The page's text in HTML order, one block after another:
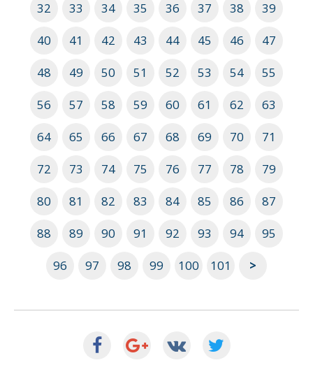
32
33 34 35 36 37 38
39
40
41 42 43 44 45 46
47
48
49 50 51 52 53 54
55
56
57 58 59 60 61 62
63
64
65 66 67 68 69 70
71
72
73 74 75 76 77 78
79
80
81 82 83 84 85 86
87
88
89 90 91 92 93 94
95
96
97 98 99 100 101 >